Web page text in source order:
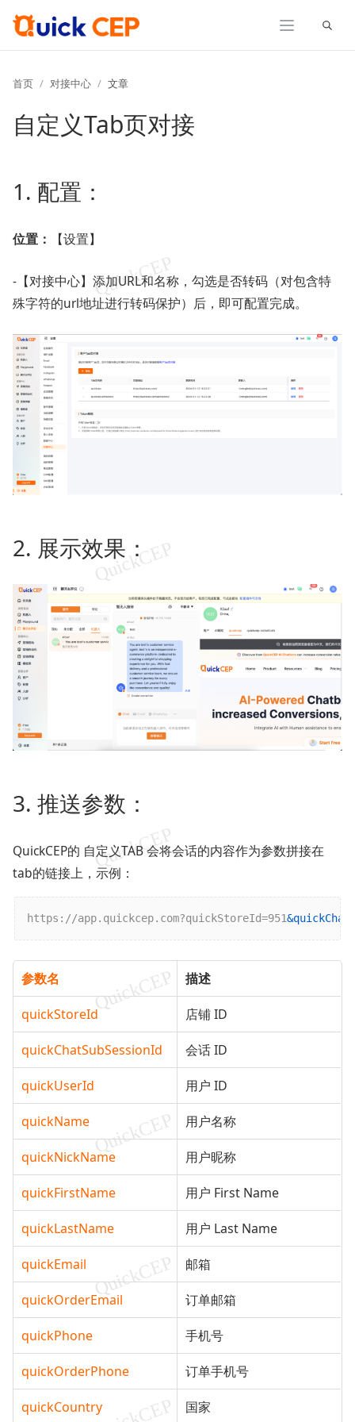
展开
首页 对接中心 文章
自定义Tab页对接
1. 配置：
位置： 【设置】
-【对接中心】添加URL和名称，勾选是否转码（对包含特
殊字符的url地址进行转码保护）后，即可配置完成。
2. 展示效果：
3. 推送参数：
QuickCEP的 自定义TAB 会将会话的内容作为参数拼接在
tab的链接上，示例：
https://app.quickcep.com?quickStoreId=951
参数名 描述
quickStoreId 店铺 ID
quickChatSubSessionId 会话 ID
quickUserId 用户 ID
quickName 用户名称
quickNickName 用户昵称
quickFirstName 用户 First Name
quickLastName 用户 Last Name
quickEmail 邮箱
quickOrderEmail 订单邮箱
quickPhone 手机号
quickOrderPhone 订单手机号
quickCountry 国家